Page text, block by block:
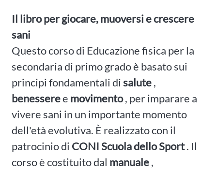
Il libro per giocare, muoversi e crescere
sani
Questo corso di Educazione fisica per la
secondaria di primo grado è basato sui
principi fondamentali disalute,
benesseree movimento, per imparare a
vivere sani in un importante momento
dell'età evolutiva. È realizzato con il
patrocinio di CONI Scuola dello Sport. Il
corso è costituito dal manuale,